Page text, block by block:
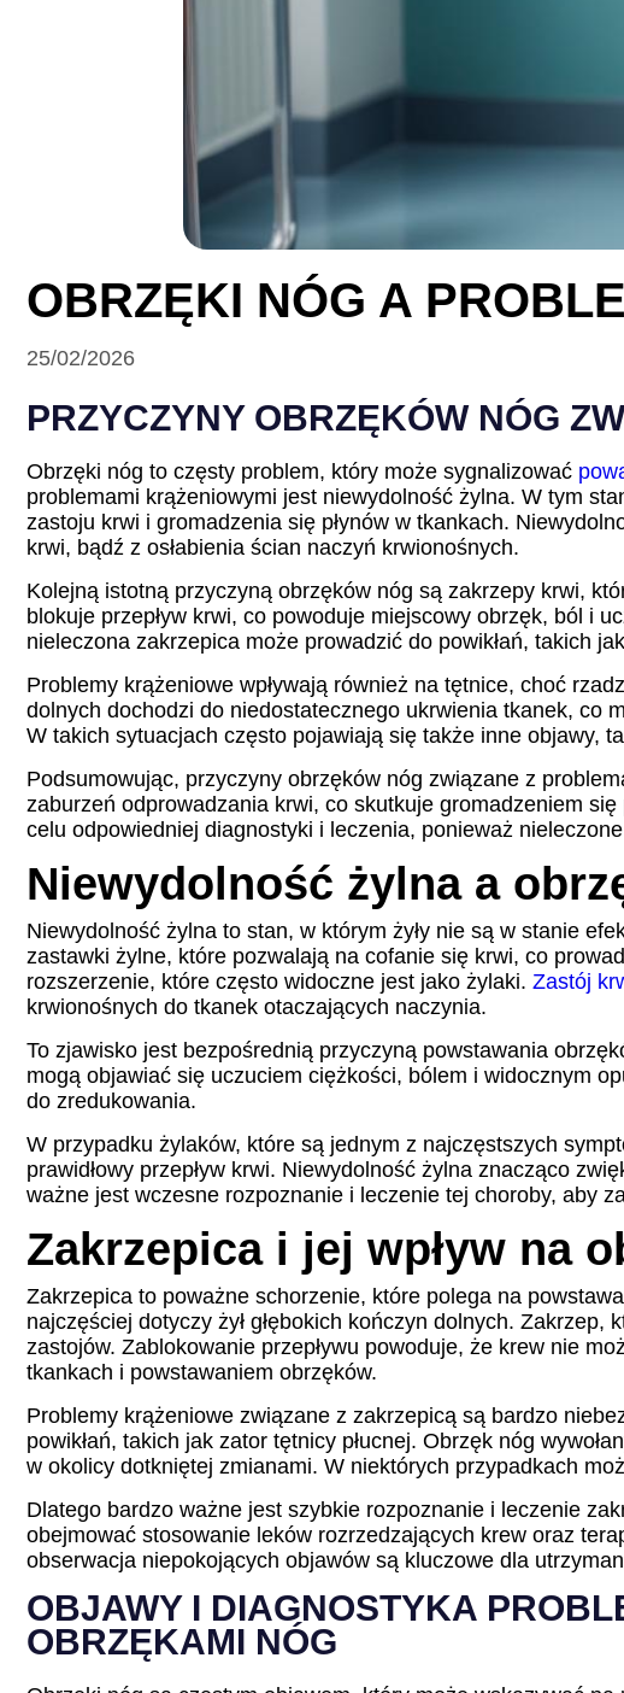
OBRZĘKI NÓG A
25/02/2026
PRZYCZYNY OBRZĘKÓW NÓG
Obrzęki nóg to częsty problem, który może sygnalizować
problemami krążeniowymi jest niewydolność żylna. W tym
zastoju krwi i gromadzenia się płynów w tkankach.
krwi, bądź z osłabienia ścian naczyń krwionośnych.
Kolejną istotną przyczyną obrzęków nóg są zakrzepy krwi,
blokuje przepływ krwi, co powoduje miejscowy obrzęk, ból i
nieleczona zakrzepica może prowadzić do powikłań, takich
Problemy krążeniowe wpływają również na tętnice, choć
dolnych dochodzi do niedostatecznego ukrwienia tkanek, co
W takich sytuacjach często pojawiają się także inne objawy,
Podsumowując, przyczyny obrzęków nóg związane z
zaburzeń odprowadzania krwi, co skutkuje gromadzeniem
celu odpowiedniej diagnostyki i leczenia, ponieważ
Niewydolność żylna a
Niewydolność żylna to stan, w którym żyły nie są w stanie
zastawki żylne, które pozwalają na cofanie się krwi, co
rozszerzenie, które często widoczne jest jako żylaki. Zastój
krwionośnych do tkanek otaczających naczynia.
To zjawisko jest bezpośrednią przyczyną powstawania
mogą objawiać się uczuciem ciężkości, bólem i widocznym
do zredukowania.
W przypadku żylaków, które są jednym z najczęstszych
prawidłowy przepływ krwi. Niewydolność żylna znacząco
ważne jest wczesne rozpoznanie i leczenie tej choroby, aby
Zakrzepica i jej wpływ na
Zakrzepica to poważne schorzenie, które polega na
najczęściej dotyczy żył głębokich kończyn dolnych.
zastojów. Zablokowanie przepływu powoduje, że krew nie
tkankach i powstawaniem obrzęków.
Problemy krążeniowe związane z zakrzepicą są bardzo
powikłań, takich jak zator tętnicy płucnej. Obrzęk nóg
w okolicy dotkniętej zmianami. W niektórych przypadkach
Dlatego bardzo ważne jest szybkie rozpoznanie i leczenie
obejmować stosowanie leków rozrzedzających krew oraz
obserwacja niepokojących objawów są kluczowe dla
OBJAWY I DIAGNOSTYKA
OBRZĘKAMI NÓG